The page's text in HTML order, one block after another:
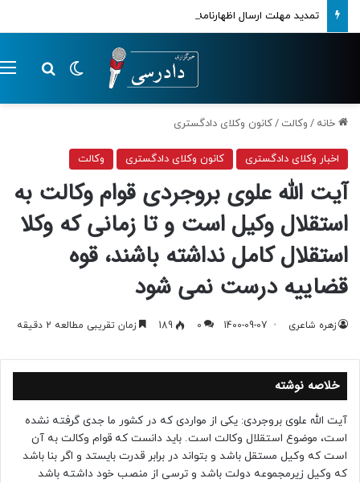
تمدید مهلت ارسال اظهارنامه‌های مالیاتی تا پایان تابستان 1405
تغییر پوسته
خانه / وکالت /کانون وکلای دادگستری
اخبار وکلای دادگستری کانون وکلای دادگستری وکالت
آیت الله علوی بروجردی قوام وکالت به
استقلال وکیل است و تا زمانی که وکلا
استقلال کامل نداشته باشند، قوه
قضاییه درست نمی شود
زهره شاعری 1400-09-07
0
189 زمان تقریبی مطالعه 2 دقیقه
خلاصه نوشته
آیت الله علوی بروجردی: یکی از مواردی که در کشور ما جدی گرفته نشده
است، موضوع استقلال وکالت است. باید دانست که قوام وکالت به آن
است که وکیل مستقل باشد و بتواند در برابر قدرت بایستد و اگر بنا باشد
که وکیل زیرمجموعه دولت باشد و ترسی از منصب خود داشته باشد